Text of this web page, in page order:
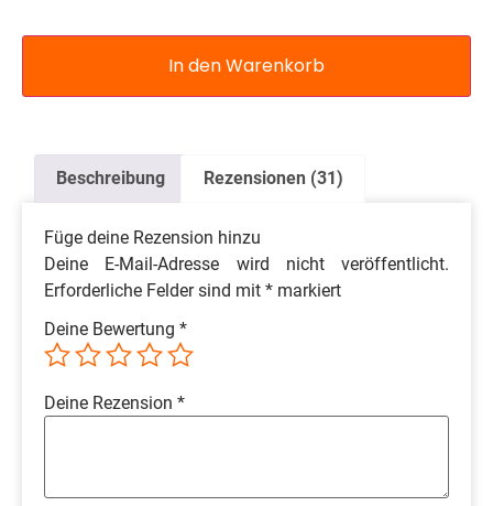
In den Warenkorb
Beschreibung Rezensionen (31)
Füge deine Rezension hinzu
Deine E-Mail-Adresse wird nicht veröffentlicht.
Erforderliche Felder sind mit * markiert
Deine Bewertung *
Deine Rezension *